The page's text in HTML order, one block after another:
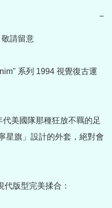
−
請留意
系列 1994 視覺復古運
美國隊那種狂放不羈的足
星旗」設計的外套，絕對會
代版型完美揉合：